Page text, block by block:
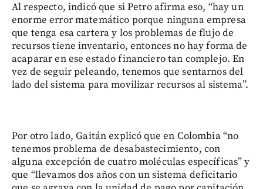
Al respecto, indicó que si Petro afirma eso, “hay un
enorme error matemático porque ninguna empresa
que tenga esa cartera y los problemas de flujo de
recursos tiene inventario, entonces no hay forma de
acaparar en ese estado financiero tan complejo. En
vez de seguir peleando, tenemos que sentarnos del
lado del sistema para movilizar recursos al sistema”.
Por otro lado, Gaitán explicó que en Colombia “no
tenemos problema de desabastecimiento, con
alguna excepción de cuatro moléculas específicas” y
que “llevamos dos años con un sistema deficitario